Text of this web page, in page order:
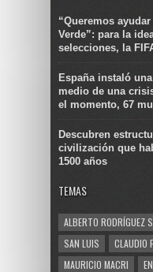
“Queremos
Verde”: para la
selecciones, la
España instaló
medio de una
el momento, 67
Descubren
civilización que
1500 años
TEMAS
ALBERTO RODRÍGUEZ
SAN LUIS
CLAUDIO
MAURICIO MACRI